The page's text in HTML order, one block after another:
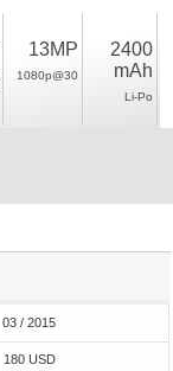
13MP
1080p@30
2400
mAh
Li-Po
03 / 2015
180 USD